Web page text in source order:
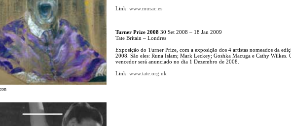
Link: www.musac.es
Turner Prize 2008 30 Set 2008 – 18 Jan 2009
Tate Britain – Londres
Exposição do Turner Prize, com a exposição dos 4 artistas nomeados da
2008. São eles: Runa Islam; Mark Leckey; Goshka Macuga e Cathy Wilkes.
vencedor será anunciado no dia 1 Dezembro de 2008.
Link: www.tate.org.uk